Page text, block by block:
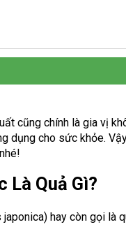
cũng chính là gia vị
dụng cho sức khỏe.
Là Quả Gì?
hay còn gọi là